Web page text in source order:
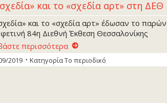
και το «σχεδία αρτ» στη ΔΕΘ
και το «σχεδία αρτ» έδωσαν το παρών
84η Διεθνή Έκθεση Θεσσαλονίκης
περισσότερα
2019 ΚατηγορίαΤο περιοδικό